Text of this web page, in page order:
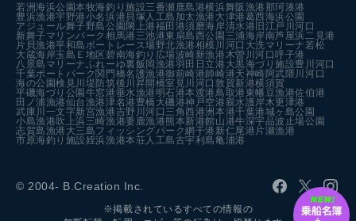
若洲海浜公園本牧海釣り施設三番瀬 鹿島港横浜舞阪漁港 那珂湊港
豊浜漁港宇野港小名浜港 貝塚人工島 加太漁港 大津港葛西海浜公園
アジュール舞子野島公園閖上港福田港須磨海岸清水港 旧江戸川河口
新舞子マリンパーク 相馬港 三池港東扇島西公園 三浦海岸南芦屋浜 二見港
片貝漁港平和島ボートレース場野北漁港相模川河口 大洗マリーナ 若松
大蔵海岸玉島Ｅ地区碧南海釣り広場波崎新漁港 木曽川河口呼子港
八景島マリーナふれーゆ裏飯岡漁港羽田 日立港 大黒海づり施設豊川河口
千葉ポートパーク関門橋名護漁港御前崎港師崎港天神崎阿武隈川河口
海の公園検見川堤防筑後川昇開橋室見川河口敦賀新港横須賀
平磯海づり公園牛窓港垂水漁港 明石港本渡港 鳥取港 東幡豆漁港佐伯港
田ノ浦漁港仙台漁港津名港 豊橋 大磯港神戸空港親水護岸 木更津港
武庫川一文字新宮漁港吉野川河口 三角西港洲本港千葉港城ヶ島公園
小島漁港吹上浜三崎漁港妻鹿漁港熊本新港館山港牛深宇品波止場公園
志賀島漁港 大三島フィッシングパーク網干港 新仁尾港 片瀬漁港
市原海釣り施設姪浜漁港本荘人工島古宇利島亀浦港
© 2004- B.Creation Inc.
※掲載されているすべての情報の